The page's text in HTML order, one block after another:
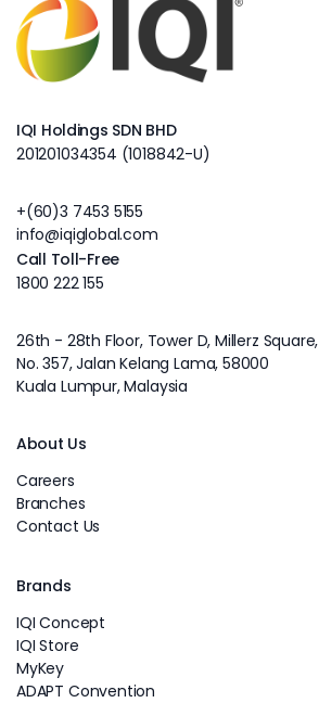
IQI Holdings SDN BHD
201201034354 (1018842-U)
+(60)3 7453 5155
info@iqiglobal.com
Call Toll-Free
1800 222 155
26th - 28th Floor, Tower D, Millerz Square,
No. 357, Jalan Kelang Lama, 58000
Kuala Lumpur, Malaysia
About Us
Careers
Branches
Contact Us
Brands
IQI Concept
IQI Store
MyKey
ADAPT Convention